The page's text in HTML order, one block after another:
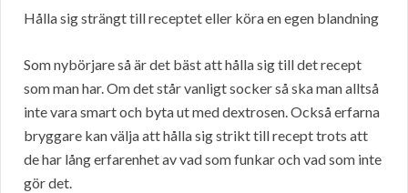
Hålla sig strängt till receptet eller köra en egen blandning
Som nybörjare så är det bäst att hålla sig till det recept
som man har. Om det står vanligt socker så ska man alltså
inte vara smart och byta ut med dextrosen. Också erfarna
bryggare kan välja att hålla sig strikt till recept trots att
de har lång erfarenhet av vad som funkar och vad som inte
gör det.